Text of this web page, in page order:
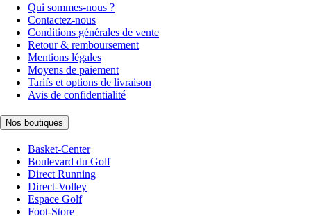
Qui sommes-nous ?
Contactez-nous
Conditions générales de vente
Retour & remboursement
Mentions légales
Moyens de paiement
Tarifs et options de livraison
Avis de confidentialité
Nos boutiques
Basket-Center
Boulevard du Golf
Direct Running
Direct-Volley
Espace Golf
Foot-Store